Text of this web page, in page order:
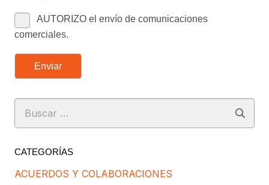
AUTORIZO el envío de comunicaciones
comerciales.
Enviar
Buscar:
CATEGORÍAS
ACUERDOS Y COLABORACIONES